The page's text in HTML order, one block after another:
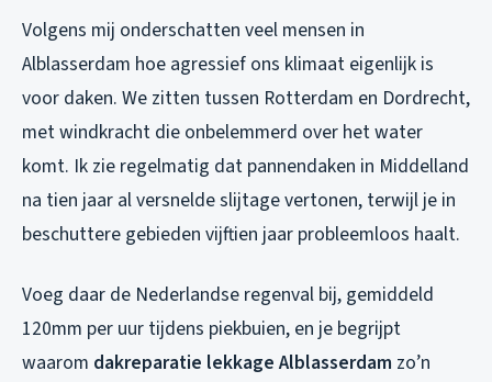
Volgens mij onderschatten veel mensen in
Alblasserdam hoe agressief ons klimaat eigenlijk is
voor daken. We zitten tussen Rotterdam en Dordrecht,
met windkracht die onbelemmerd over het water
komt. Ik zie regelmatig dat pannendaken in Middelland
na tien jaar al versnelde slijtage vertonen, terwijl je in
beschuttere gebieden vijftien jaar probleemloos haalt.
Voeg daar de Nederlandse regenval bij, gemiddeld
120mm per uur tijdens piekbuien, en je begrijpt
waarom dakreparatie lekkage Alblasserdam zo’n